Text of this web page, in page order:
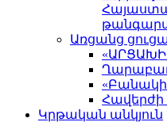
Առցանց
«Բանակի
Հավերժի
Կրթական անկյուն